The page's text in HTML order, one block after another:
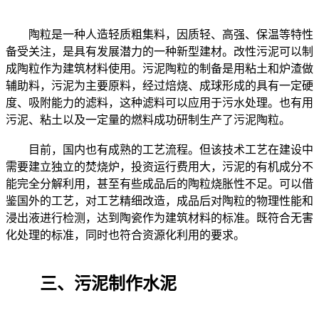
陶粒是一种人造轻质粗集料，因质轻、高强、保温等特性
备受关注，是具有发展潜力的一种新型建材。改性污泥可以制
成陶粒作为建筑材料使用。污泥陶粒的制备是用粘土和炉渣做
辅助料，污泥为主要原料，经过焙烧、成球形成的具有一定硬
度、吸附能力的滤料，这种滤料可以应用于污水处理。也有用
污泥、粘土以及一定量的燃料成功研制生产了污泥陶粒。
目前，国内也有成熟的工艺流程。但该技术工艺在建设中
需要建立独立的焚烧炉，投资运行费用大，污泥的有机成分不
能完全分解利用，甚至有些成品后的陶粒烧胀性不足。可以借
鉴国外的工艺，对工艺精细改造，成品后对陶粒的物理性能和
浸出液进行检测，达到陶瓷作为建筑材料的标准。既符合无害
化处理的标准，同时也符合资源化利用的要求。
三、污泥制作水泥